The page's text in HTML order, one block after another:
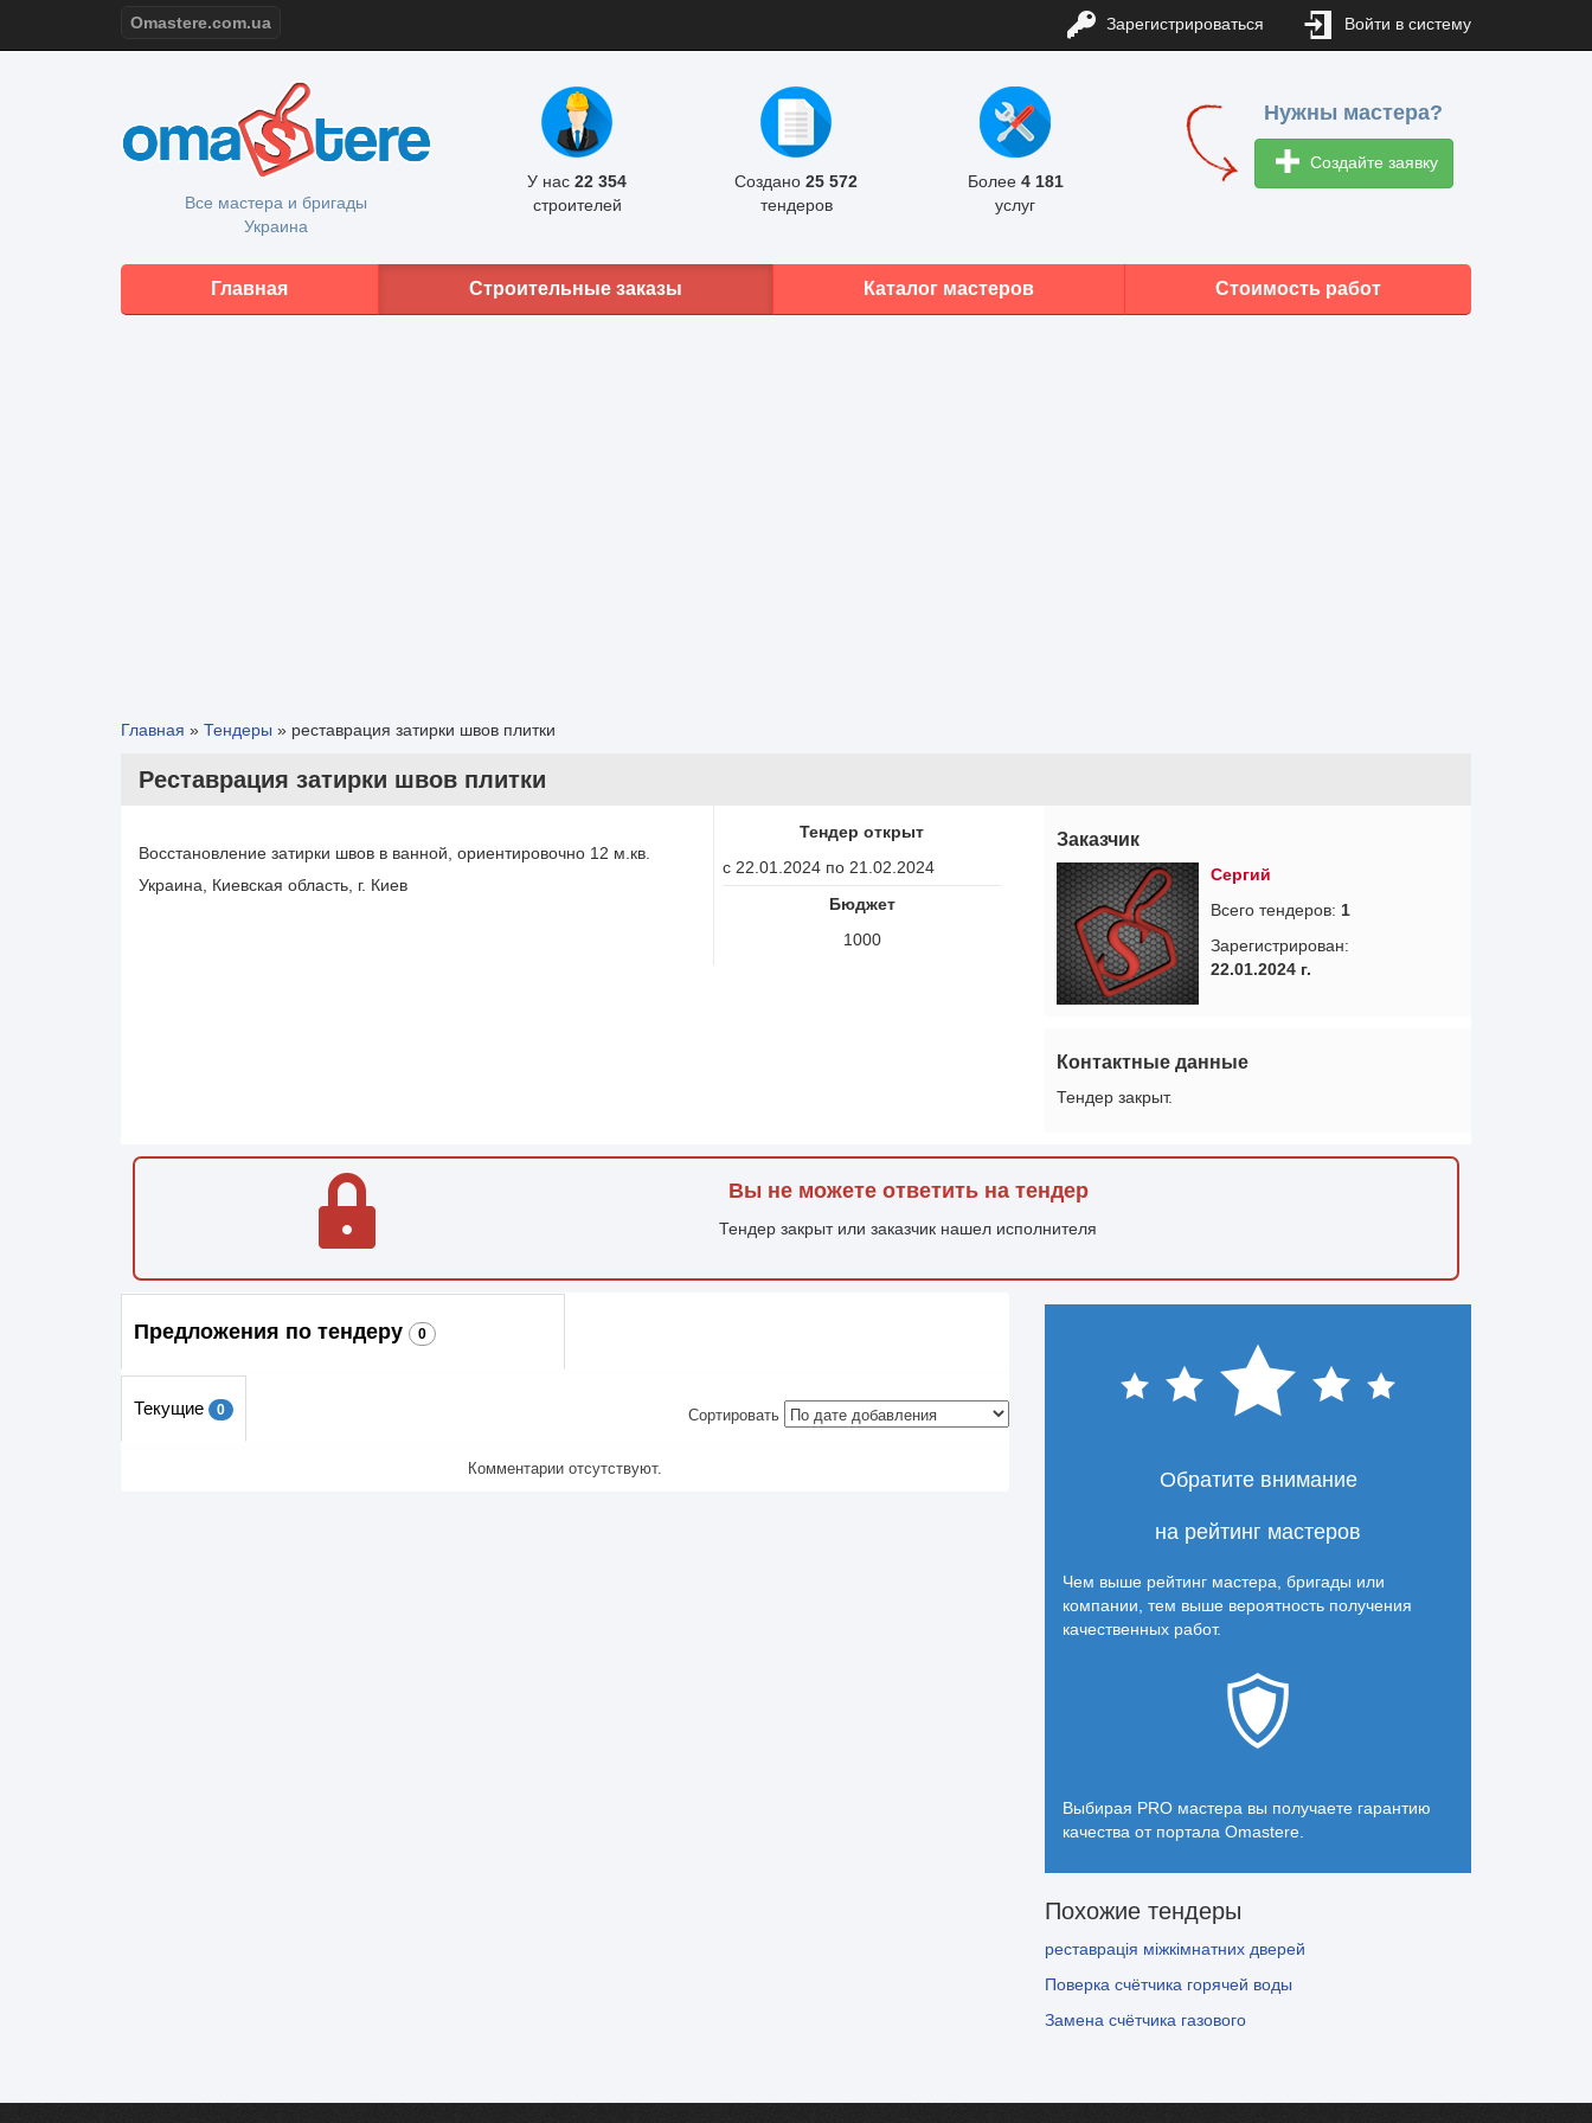
Omastere.com.ua Зарегистрироваться Войти в систему
Все мастера и бригады
Украина
У нас 22 354
строителей
Создано 25 572
тендеров
Более 4 181
услуг
Нужны мастера?
Создайте заявку
Главная Строительные заказы Каталог мастеров Стоимость работ
Главная » Тендеры » реставрация затирки швов плитки
реставрация затирки швов плитки
Восстановление затирки швов в ванной, ориентировочно 12 м.кв.
Украина, Киевская область, г. Киев
Тендер открыт
с 22.01.2024 по 21.02.2024
Бюджет
1000
Заказчик
Сергий
Всего тендеров: 1
Зарегистрирован:
22.01.2024 г.
Контактные данные
Тендер закрыт.
Вы не можете ответить на тендер
Тендер закрыт или заказчик нашел исполнителя
Предложения по тендеру 0
Текущие 0 Сортировать
Комментарии отсутствуют. Обратите внимание
на рейтинг мастеров
Чем выше рейтинг мастера, бригады или
компании, тем выше вероятность получения
качественных работ.
Выбирая PRO мастера вы получаете гарантию
качества от портала Omastere.
Похожие тендеры
реставрація міжкімнатних дверей
Поверка счётчика горячей воды
Замена счётчика газового